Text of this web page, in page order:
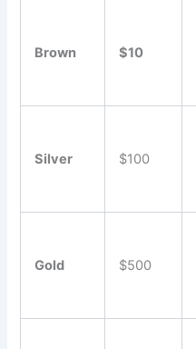
Brown $10
Silver $100
Gold $500